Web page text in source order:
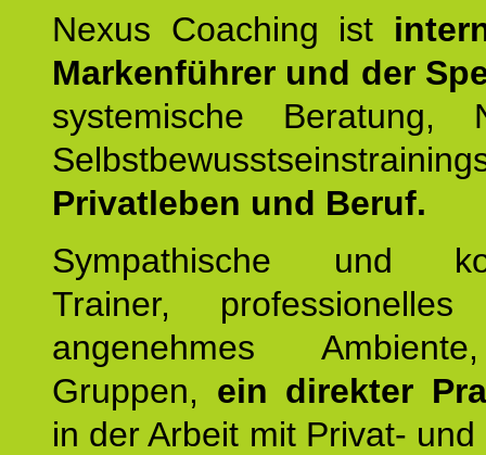
Nexus Coaching ist
Markenführer und der
systemische Beratung,
Privatleben und Beruf.
Sympathische und
Trainer, professionelles
angenehmes
Gruppen, ein direkter
in der Arbeit mit Privat-